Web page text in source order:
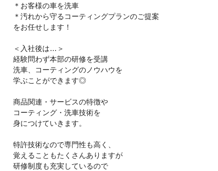
＊お客様の車を洗車
＊汚れから守るコーティングプランのご提案
をお任せします！
＜入社後は…＞
経験問わず本部の研修を受講
洗車、コーティングのノウハウを
学ぶことができます◎
商品関連・サービスの特徴や
コーティング・洗車技術を
身につけていきます。
特許技術なので専門性も高く、
覚えることもたくさんありますが
研修制度も充実しているので